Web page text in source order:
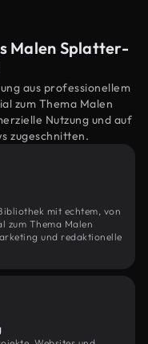
Malen Splatter-
aus professionellem
zum Thema Malen
Nutzung und auf
zugeschnitten.
mit echtem, von
zum Thema Malen
und redaktionelle